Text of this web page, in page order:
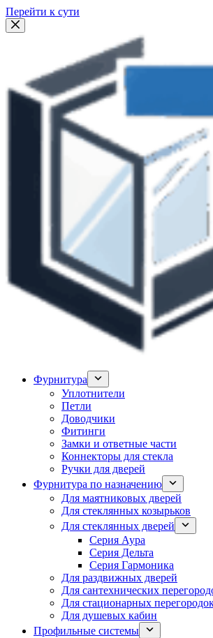
Перейти к сути
Фурнитура
Уплотнители
Петли
Доводчики
Фитинги
Замки и ответные части
Коннекторы для стекла
Ручки для дверей
Фурнитура по назначению
Для маятниковых дверей
Для стеклянных козырьков
Для стеклянных дверей
Серия Аура
Серия Дельта
Серия Гармоника
Для раздвижных дверей
Для сантехнических
Для стационарных
Для душевых кабин
Профильные системы